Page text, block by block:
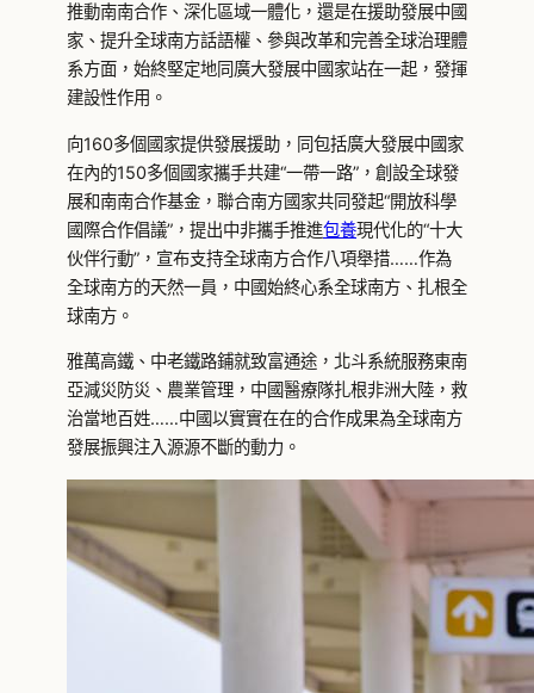
推動南南合作、深化區域一體化，還是在援助發展中國
家、提升全球南方話語權、參與改革和完善全球治理體
系方面，始終堅定地同廣大發展中國家站在一起，發揮
建設性作用。
向160多個國家提供發展援助，同包括廣大發展中國家
在內的150多個國家攜手共建“一帶一路”，創設全球發
展和南南合作基金，聯合南方國家共同發起“開放科學
國際合作倡議”，提出中非攜手推進包養現代化的“十大
伙伴行動”，宣布支持全球南方合作八項舉措……作為
全球南方的天然一員，中國始終心系全球南方、扎根全
球南方。
雅萬高鐵、中老鐵路鋪就致富通途，北斗系統服務東南
亞減災防災、農業管理，中國醫療隊扎根非洲大陸，救
治當地百姓……中國以實實在在的合作成果為全球南方
發展振興注入源源不斷的動力。